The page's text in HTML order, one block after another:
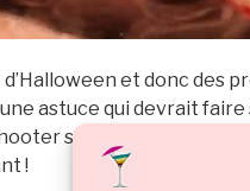
d’Halloween et donc des
astuce qui devrait
sanglant et fumant
!